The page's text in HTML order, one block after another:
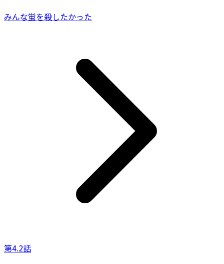
みんな蛍を殺したかった
第4.2話